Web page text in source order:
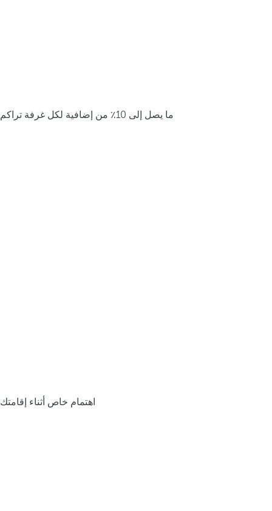
ما يصل إلى 10٪ من إضافية لكل غرفة تراكم
اهتمام خاص أثناء إقامتك